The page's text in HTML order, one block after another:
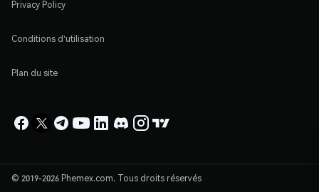
Privacy Policy
Conditions d'utilisation
Plan du site
© 2019-2026 Phemex.com. Tous droits réservés